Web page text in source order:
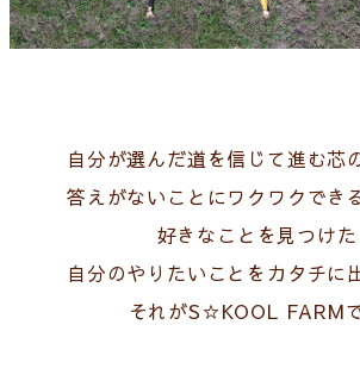
自分が選んだ道を信じて進む芯
答えがないことにワクワクでき
好きなことを見つけた
自分のやりたいことをカタチに
それがS☆KOOL FARMで